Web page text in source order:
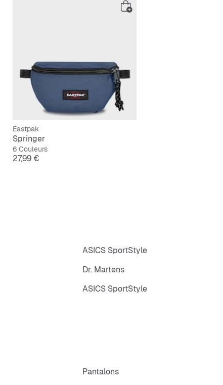
Eastpak
Springer
6 Couleurs
Prix
27,99 €
ASICS SportStyle
Dr. Martens
ASICS SportStyle
Pantalons